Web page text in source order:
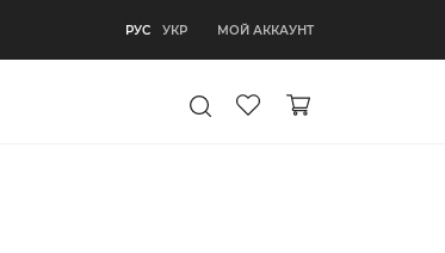
РУС УКР МОЙ АККАУНТ